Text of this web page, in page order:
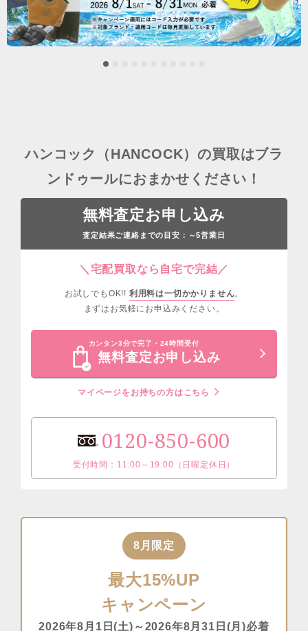
ハンコック（HANCOCK）の買取はブラ
ンドゥールにおまかせください！
無料査定お申し込み
査定結果ご連絡までの目安： ～5営業日
＼宅配買取なら自宅で完結／
お試しでもOK!! 利用料は一切かかりません。
まずはお気軽にお申込みください。
カンタン3分で完了・24時間受付
無料査定お申し込み
マイページをお持ちの方はこちら
0120-850-600
受付時間：11:00～19:00（日曜定休日）
8月限定
最大15%UP
キャンペーン
2026年8月1日(土)～2026年8月31日(月)必着